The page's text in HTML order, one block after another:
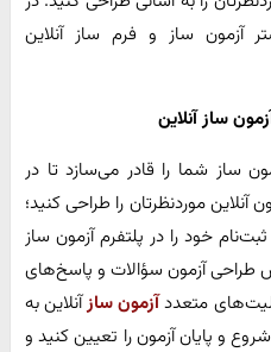
آزمون ساز و فرم ساز آنلاین
ساز آنلاین
ساز شما را قادر می‌سازد تا در
موردنظرتان را طراحی کنید؛
خود را در پلتفرم آزمون ساز
طراحی آزمون سؤالات و پاسخ‌های
متعددآزمون سازآنلاین به
و پایان آزمون را تعیین کنید و